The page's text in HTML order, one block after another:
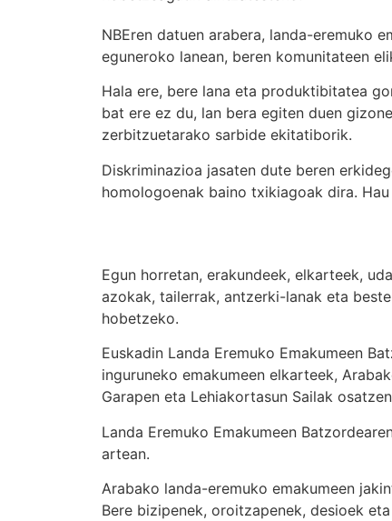
NBEren datuen arabera, landa-eremuko
eguneroko lanean, beren komunitateen
Hala ere, bere lana eta produktibitatea
bat ere ez du, lan bera egiten duen
zerbitzuetarako sarbide ekitatiborik.
Diskriminazioa jasaten dute beren
homologoenak baino txikiagoak dira.
Egun horretan, erakundeek, elkarteek,
azokak, tailerrak, antzerki-lanak eta
hobetzeko.
Euskadin Landa Eremuko Emakumeen
inguruneko emakumeen elkarteek,
Garapen eta Lehiakortasun Sailak
Landa Eremuko Emakumeen
artean.
Arabako landa-eremuko emakumeen
Bere bizipenek, oroitzapenek, desioek